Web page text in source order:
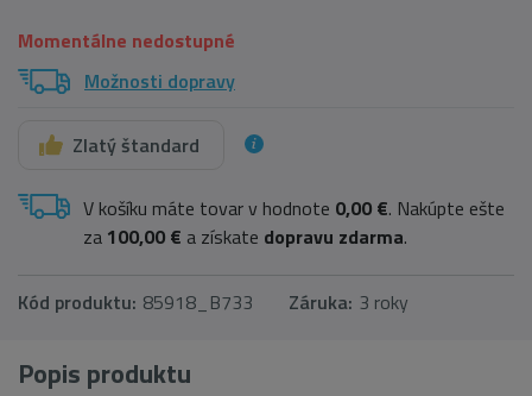
Momentálne nedostupné
Možnosti dopravy
Zlatý štandard
V košíku máte tovar v hodnote 0,00 €. Nakúpte ešte
za 100,00 € a získate dopravu zdarma.
Kód produktu: 85918_B733 Záruka: 3 roky
Popis produktu